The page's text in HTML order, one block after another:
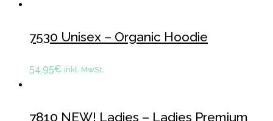
7530 Unisex – Organic Hoodie
54,95€ inkl. MwSt.
7810 NEW! Ladies – Ladies Premium